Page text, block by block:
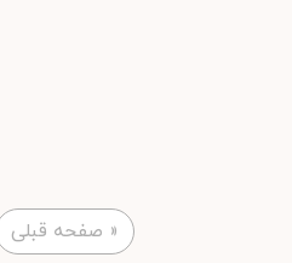
« صفحه قبلی